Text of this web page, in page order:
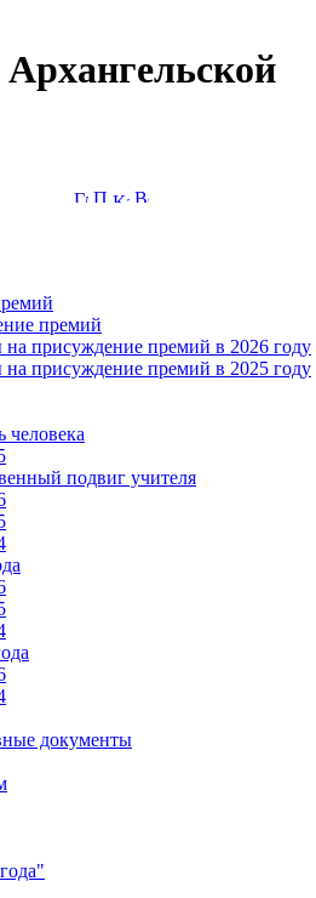
премий
присуждение премий в 2026 году
присуждение премий в 2025 году
человека
подвиг учителя
документы